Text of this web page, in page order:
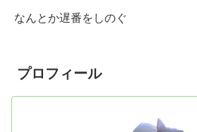
なんとか遅番をしのぐ
プロフィール